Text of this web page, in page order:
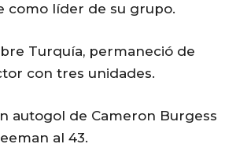
como líder de su grupo.
Turquía, permaneció de
con tres unidades.
autogol de Cameron Burgess
al 43.